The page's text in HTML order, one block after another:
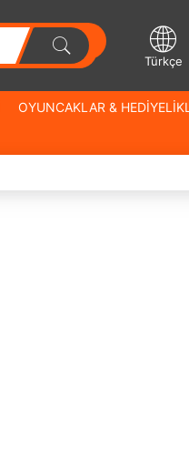
Türkçe
OYUNCAKLAR &